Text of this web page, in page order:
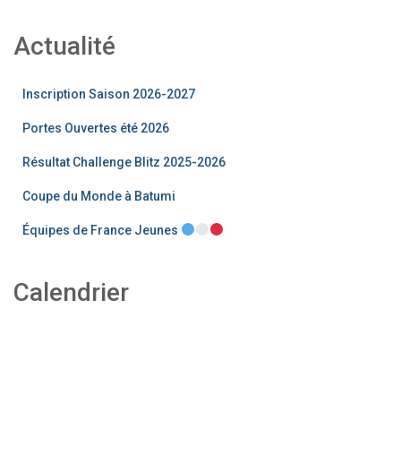
e
Actualité
Inscription Saison 2026-2027
Portes Ouvertes été 2026
Résultat Challenge Blitz 2025-2026
Coupe du Monde à Batumi
Équipes de France Jeunes
Calendrier